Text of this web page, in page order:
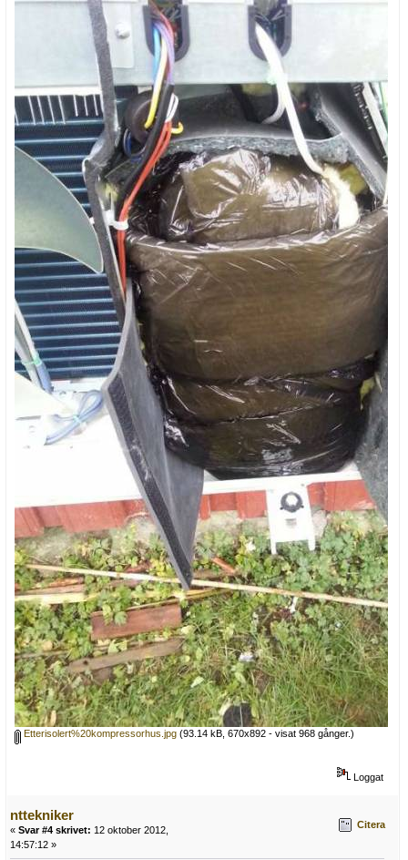
Etterisolert%20kompressorhus.jpg (93.14 kB, 670x892 - visat 968 gånger.)
Loggat
nttekniker
« Svar #4 skrivet: 12 oktober 2012,
14:57:12 »
Citera